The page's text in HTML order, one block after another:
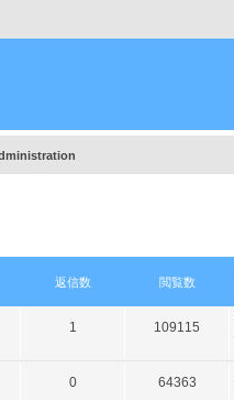
返信数 閲覧数
1
数
109115
0返
64363閲